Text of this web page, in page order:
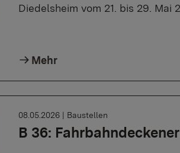
Diedelsheim vom 21. bis 29. Mai
Mehr
B 36:
08.05.2026 | Baustellen